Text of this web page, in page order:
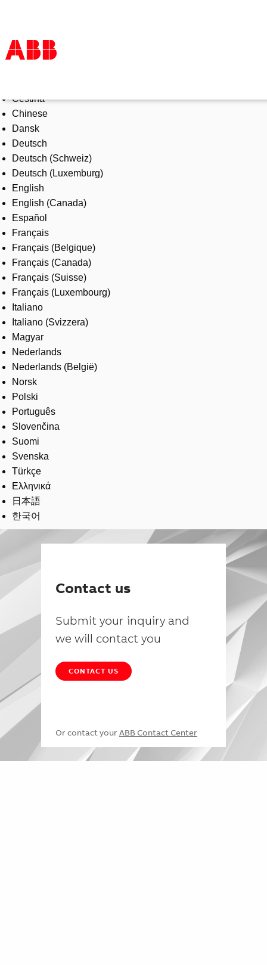
Products & Solutions
Industries
Services
About us
Where to buy
Contact us
Careers
Čeština
Chinese
Dansk
Deutsch
Deutsch (Schweiz)
Deutsch (Luxemburg)
English
English (Canada)
Español
Français
Français (Belgique)
Français (Canada)
Français (Suisse)
Français (Luxembourg)
Italiano
Italiano (Svizzera)
Magyar
Nederlands
Nederlands (België)
Norsk
Polski
Português
Slovenčina
Suomi
Svenska
Türkçe
Ελληνικά
日本語
한국어
Contact us
Submit your inquiry and
we will contact you
CONTACT US
Or contact your ABB Contact Center